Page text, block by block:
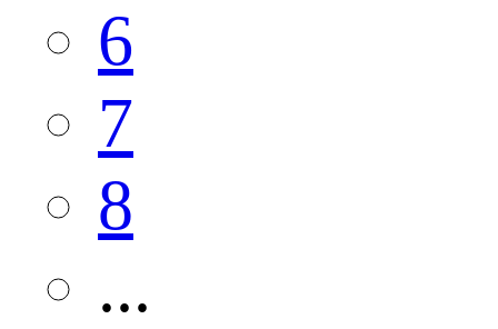
6
7
8
...